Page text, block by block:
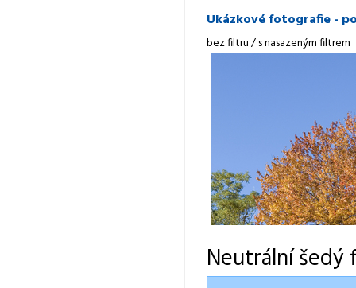
Ukázkové fotografie -
bez filtru / s nasazeným filtrem
Neutrální šedý